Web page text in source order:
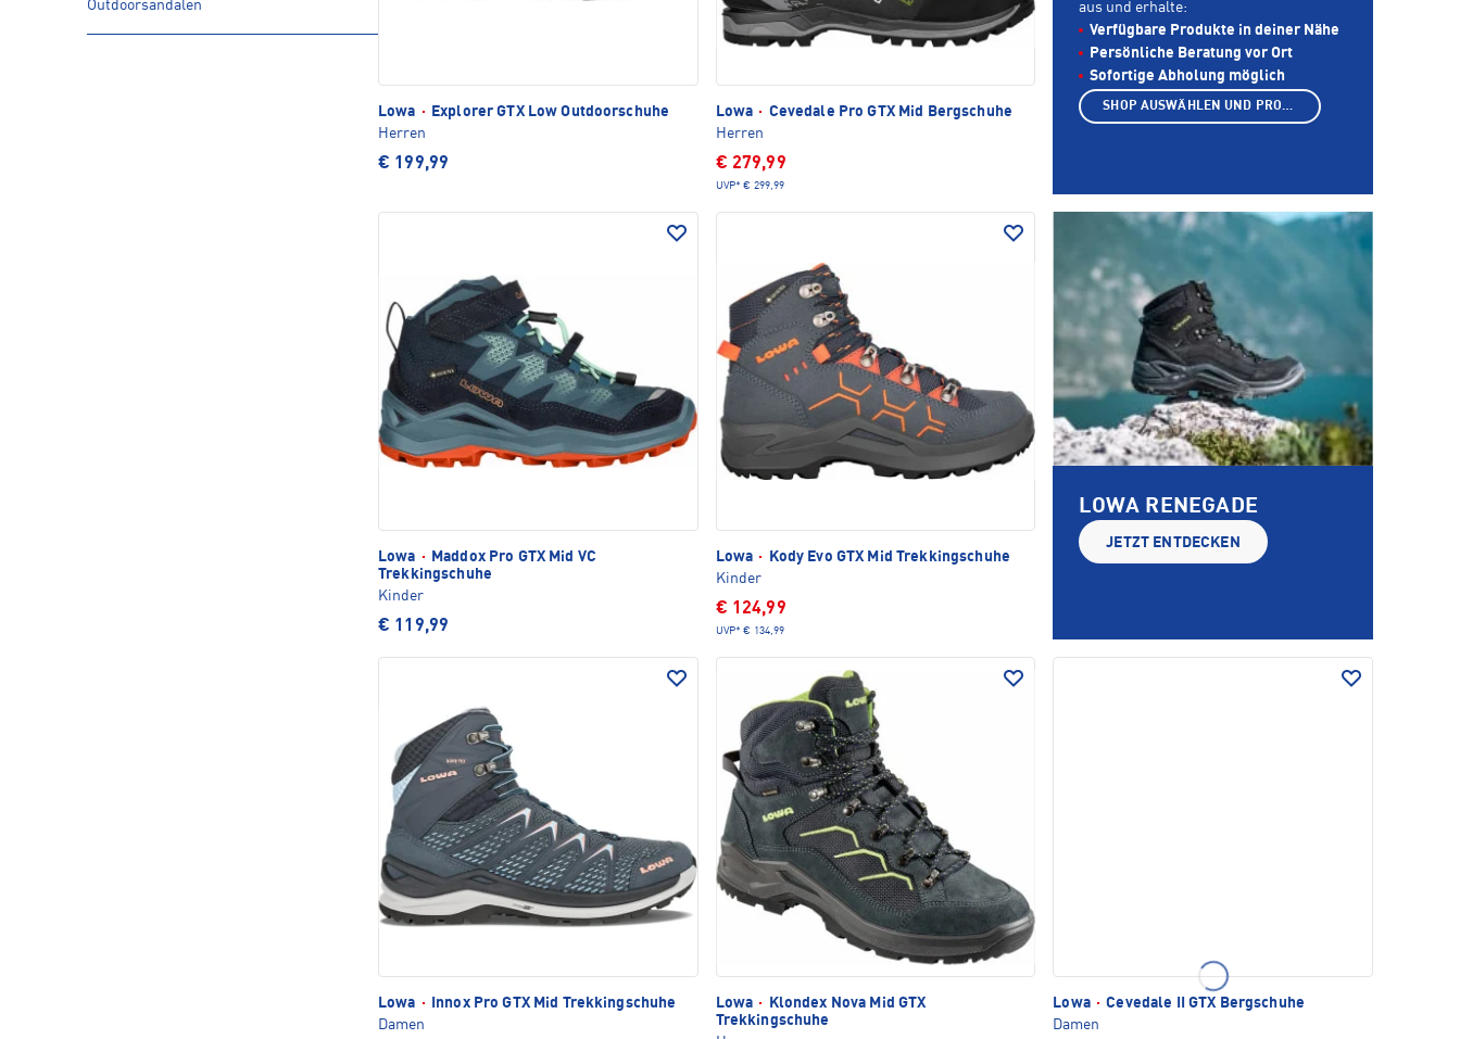
Outdoorsandalen
Lowa ·
Explorer GTX Low Outdoorschuhe
Herren
€ 199,99
Lowa · Cevedale Pro GTX Mid Bergschuhe
Herren
€ 279,99
UVP* € 299,99
Lowa ·
Maddox Pro GTX Mid VC
Trekkingschuhe
Kinder
€ 119,99
Lowa ·
Kody Evo GTX Mid Trekkingschuhe
Kinder
€ 124,99
UVP* € 134,99
Lowa ·
Innox Pro GTX Mid Trekkingschuhe
Damen
Lowa ·
Klondex Nova Mid GTX
Trekkingschuhe
Lowa · Cevedale II GTX Bergschuhe
Damen
LOWA RENEGADE
JETZT ENTDECKEN
aus und erhalte:
Verfügbare Produkte in deiner Nähe
Persönliche Beratung vor Ort
Sofortige Abholung möglich
SHOP AUSWÄHLEN UND PRODUKTE ANZEIGEN